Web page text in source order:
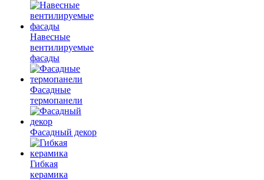
Навесные
вентилируемые
фасады
Фасадные
термопанели
Фасадный декор
Гибкая
керамика